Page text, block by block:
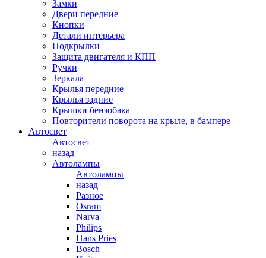
Замки
Двери передние
Кнопки
Детали интерьера
Подкрылки
Защита двигателя и КПП
Ручки
Зеркала
Крылья передние
Крылья задние
Крышки бензобака
Повторители поворота на крыле, в бампере
Автосвет
Автосвет
назад
Автолампы
Автолампы
назад
Разное
Osram
Narva
Philips
Hans Pries
Bosch